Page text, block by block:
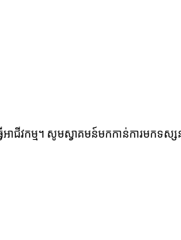
ជីវកម្ម។ សូមស្វាគមន៍មកកាន់ការមកទស្សន